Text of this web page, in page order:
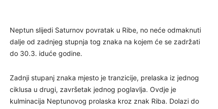
Neptun slijedi Saturnov povratak u Ribe, no neće odmaknuti
dalje od zadnjeg stupnja tog znaka na kojem će se zadržati
do 30.3. iduće godine.
Zadnji stupanj znaka mjesto je tranzicije, prelaska iz jednog
ciklusa u drugi, završetak jednog poglavlja. Ovdje je
kulminacija Neptunovog prolaska kroz znak Riba. Dolazi do